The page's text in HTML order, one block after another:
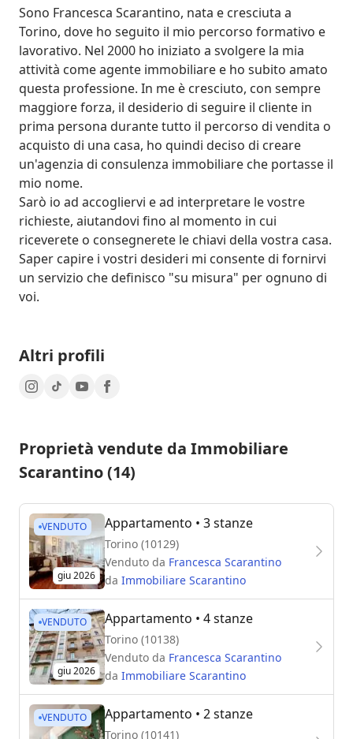
Sono Francesca Scarantino, nata e cresciuta a
Torino, dove ho seguito il mio percorso formativo e
lavorativo. Nel 2000 ho iniziato a svolgere la mia
attività come agente immobiliare e ho subito amato
questa professione. In me è cresciuto, con sempre
maggiore forza, il desiderio di seguire il cliente in
prima persona durante tutto il percorso di vendita o
acquisto di una casa, ho quindi deciso di creare
un'agenzia di consulenza immobiliare che portasse il
mio nome.
Sarò io ad accogliervi e ad interpretare le vostre
richieste, aiutandovi fino al momento in cui
riceverete o consegnerete le chiavi della vostra casa.
Saper capire i vostri desideri mi consente di fornirvi
un servizio che definisco "su misura" per ognuno di
voi.
Altri profili
Proprietà vendute da Immobiliare
Scarantino (14)
VENDUTO
giu 2026
Appartamento • 3 stanze
Torino (10129)
Venduto da Francesca Scarantino
da Immobiliare Scarantino
VENDUTO
giu 2026
Appartamento • 4 stanze
Torino (10138)
Venduto da Francesca Scarantino
da Immobiliare Scarantino
VENDUTO Appartamento • 2 stanze
Torino (10141)